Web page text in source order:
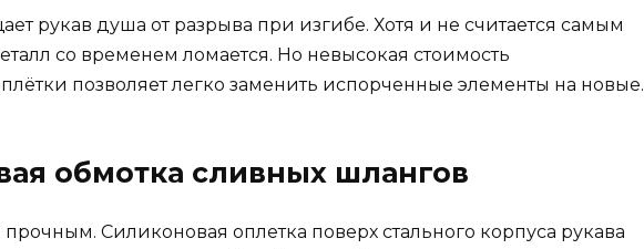
рукав душа от разрыва при изгибе. Хотя и не считается самым
со временем ломается. Но невысокая стоимость
позволяет легко заменить испорченные элементы на новые.
обмотка сливных шлангов
Силиконовая оплетка поверх стального корпуса рукава